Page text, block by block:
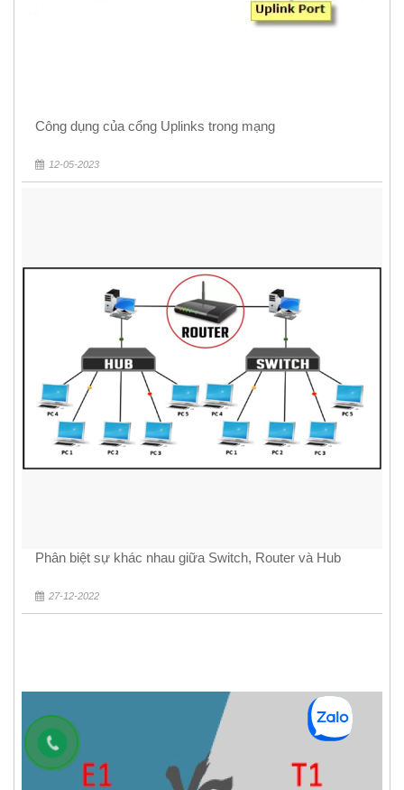
Công dụng của cổng Uplinks trong mạng
12-05-2023
Phân biệt sự khác nhau giữa Switch, Router và Hub
27-12-2022